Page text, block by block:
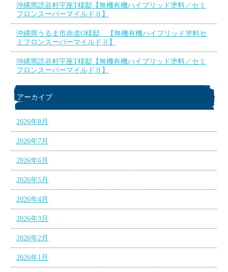
沖縄県読谷村宇座T様邸【無機有機ハイブリッド塗料／セミ
フロンスーパーマイルドⅡ】
沖縄県うるま市赤道O様邸 【無機有機ハイブリッド塗料セ
ミフロンスーパーマイルドⅡ】
沖縄県読谷村宇座T様邸【無機有機ハイブリッド塗料／セミ
フロンスーパーマイルドⅡ】
アーカイブ
2026年8月
2026年7月
2026年6月
2026年5月
2026年4月
2026年3月
2026年2月
2026年1月